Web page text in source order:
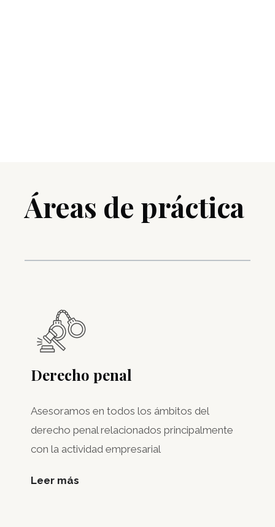
Áreas de práctica
Derecho penal
Asesoramos en todos los ámbitos del
derecho penal relacionados principalmente
con la actividad empresarial
Leer más